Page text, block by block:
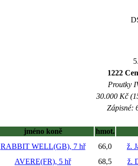
1222
Proutky
30.000 Kč
Zápisné:
jméno koně
hmot.
RABBIT WELL(GB), 7 hř 66,0
ž.
AVERE(FR), 5 hř 68,5
ž.